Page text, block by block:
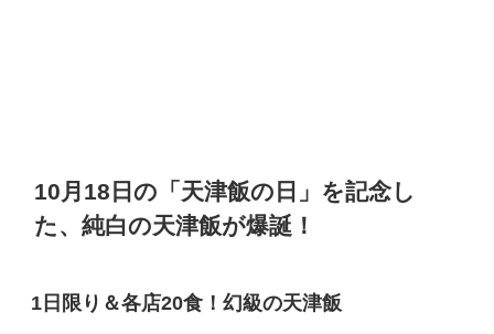
10月18日の「天津飯の日」を記念し
た、純白の天津飯が爆誕！
1日限り＆各店20食！幻級の天津飯